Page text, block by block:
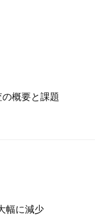
概要と課題
幅に減少